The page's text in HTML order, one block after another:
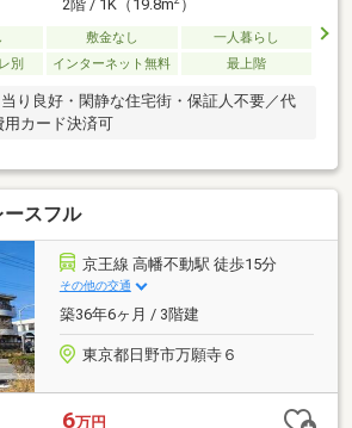
2階 / 1K（19.8m ）
敷金なし
一人暮らし
別
インターネット無料 最上階
り良好・閑静な住宅街・保証人不要／代
用カード決済可
ースフル
京王線 高幡不動駅 徒歩15分
その他の交通
築36年6ヶ月 / 3階建
東京都日野市万願寺６
6万円